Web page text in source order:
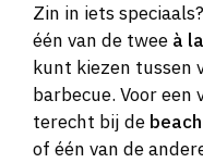
Zin in iets
één van de twee à
kunt kiezen tussen
barbecue. Voor
terecht bij de
of één van de